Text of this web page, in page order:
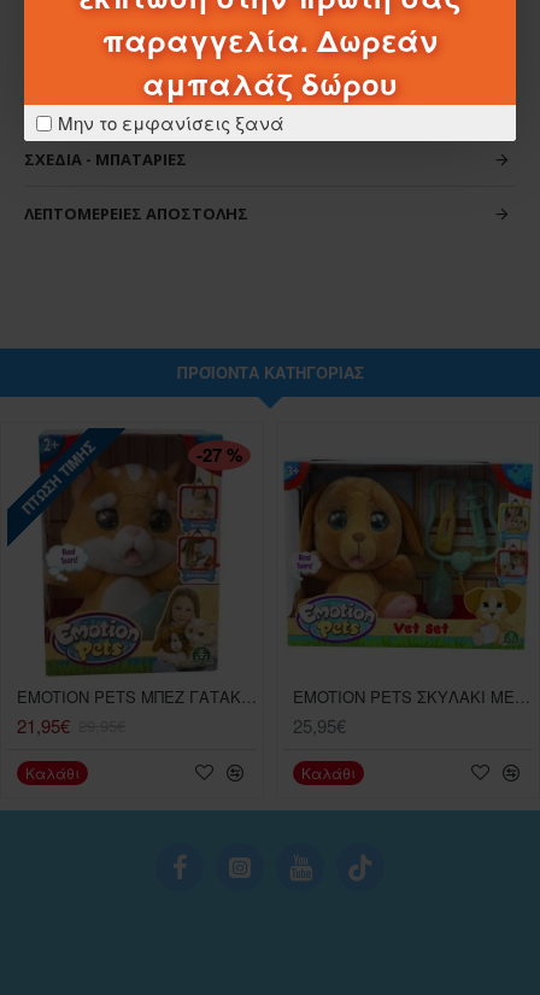
παραγγελία. Δωρεάν
αμπαλάζ δώρου
Μην το εμφανίσεις ξανά
ΧΑΡΑΚΤΗΡΙΣΤΙΚΆ
ΣΧΈΔΙΑ - ΜΠΑΤΑΡΊΕΣ
ΛΕΠΤΟΜΈΡΕΙΕΣ ΑΠΟΣΤΟΛΉΣ
ΠΡΟΪΌΝΤΑ ΚΑΤΗΓΟΡΊΑΣ
ΠΤΏΣΗ ΤΙΜΉΣ -27 %
EMOTION PETS ΜΠΕΖ ΓΑΤΑΚΙ ΚΑΝΕΛΙ ΣΚΥΛΑΚΙ - 2 ΣΧΕΔΙΑ
21,95€
Καλάθι
EMOTION PETS ΣΚΥΛΑΚΙ ME SET KTHNIAΤΡΟΥ
25,95€
Καλάθι